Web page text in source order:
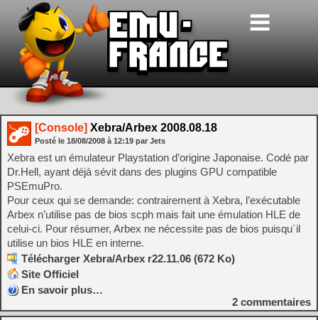
[Console] Xebra/Arbex 2008.08.18
Posté le 18/08/2008 à 12:19 par Jets
Xebra est un émulateur Playstation d’origine Japonaise. Codé par
Dr.Hell, ayant déjà sévit dans des plugins GPU compatible
PSEmuPro.
Pour ceux qui se demande: contrairement à Xebra, l’exécutable
Arbex n’utilise pas de bios scph mais fait une émulation HLE de
celui-ci. Pour résumer, Arbex ne nécessite pas de bios puisqu´il
utilise un bios HLE en interne.
Télécharger Xebra/Arbex r22.11.06 (672 Ko)
Site Officiel
En savoir plus…
2 commentaires